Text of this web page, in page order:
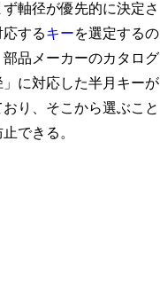
軸径が優先的に決定さ
するキーを選定するの
品メーカーのカタログ
に対応した半月キーが
り、そこから選ぶこと
できる。